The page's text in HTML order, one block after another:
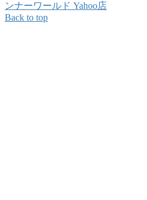
ンナーワールド Yahoo店
Back to top